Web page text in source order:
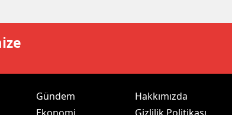
Gündem
Hakkımızda